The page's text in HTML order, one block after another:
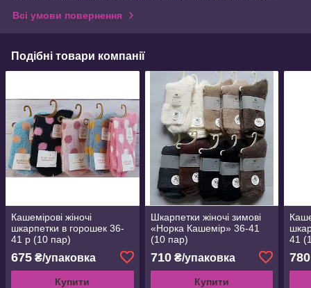
Всі умови повернення
Подібні товари компанії
Кашемірові жіночі
шкарпетки в горошек 36-
41 р (10 пар)
675 ₴/упаковка
Купити
Шкарпетки жіночі зимові
«Норка Кашемір» 36-41
(10 пар)
710₴/упаковка
Купити
41
780